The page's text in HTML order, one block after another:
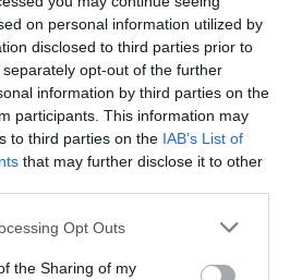
on personal information utilized by
disclosed to third parties prior to
opt-out of the further
information by third parties on the
participants. This information may
to third parties on the IAB’s List of
that may further disclose it to other
Opt Outs
the Sharing of my
espacios especializados
con actividades
el interés por los estudios
de Empresas
de FP presentarán
en un entorno simulado.
como fuente preferida
con las últimas noticias de